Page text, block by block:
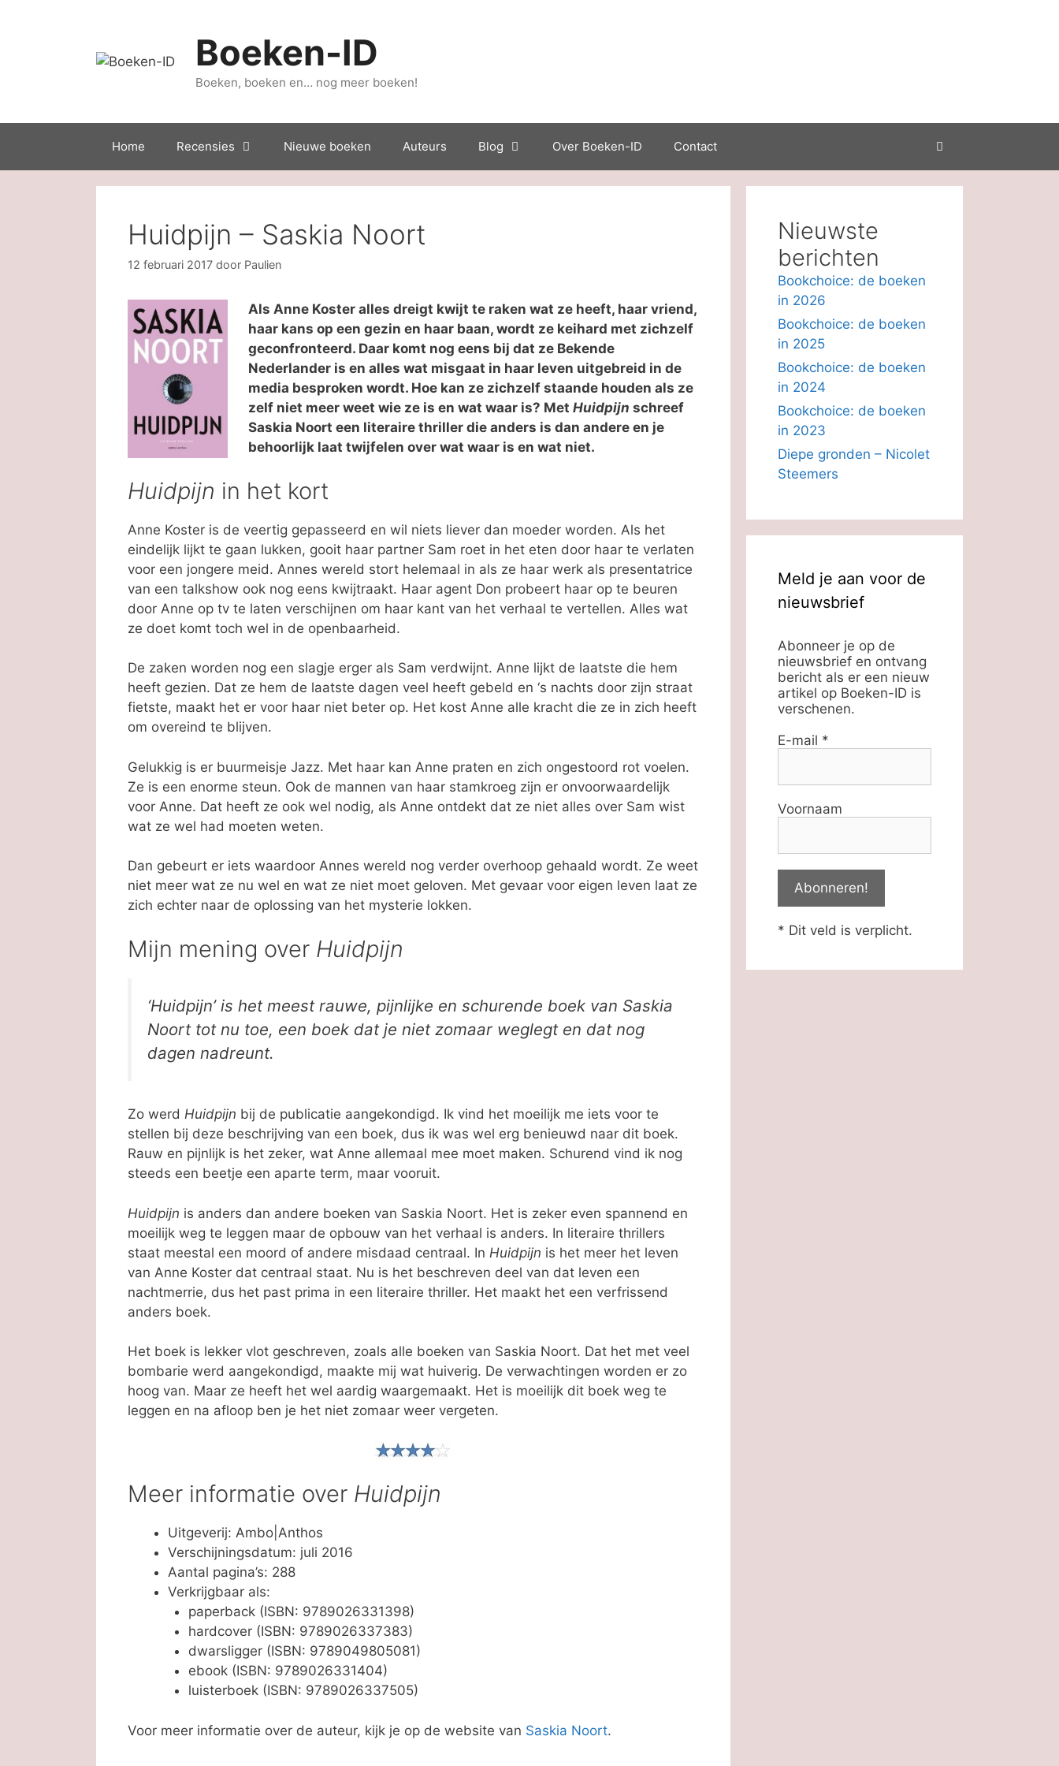
Boeken-ID
Boeken, boeken en… nog meer boeken!
Home Recensies Nieuwe boeken Auteurs Blog Over Boeken-ID Contact
Huidpijn – Saskia Noort
12 februari 2017 door Paulien
Als Anne Koster alles dreigt kwijt te raken wat ze heeft, haar vriend,
haar kans op een gezin en haar baan, wordt ze keihard met zichzelf
geconfronteerd. Daar komt nog eens bij dat ze Bekende
Nederlander is en alles wat misgaat in haar leven uitgebreid in de
media besproken wordt. Hoe kan ze zichzelf staande houden als ze
zelf niet meer weet wie ze is en wat waar is? Met Huidpijn schreef
Saskia Noort een literaire thriller die anders is dan andere en je
behoorlijk laat twijfelen over wat waar is en wat niet.
Huidpijn in het kort
Anne Koster is de veertig gepasseerd en wil niets liever dan moeder worden. Als het
eindelijk lijkt te gaan lukken, gooit haar partner Sam roet in het eten door haar te verlaten
voor een jongere meid. Annes wereld stort helemaal in als ze haar werk als presentatrice
van een talkshow ook nog eens kwijtraakt. Haar agent Don probeert haar op te beuren
door Anne op tv te laten verschijnen om haar kant van het verhaal te vertellen. Alles wat
ze doet komt toch wel in de openbaarheid.
De zaken worden nog een slagje erger als Sam verdwijnt. Anne lijkt de laatste die hem
heeft gezien. Dat ze hem de laatste dagen veel heeft gebeld en ‘s nachts door zijn straat
fietste, maakt het er voor haar niet beter op. Het kost Anne alle kracht die ze in zich heeft
om overeind te blijven.
Gelukkig is er buurmeisje Jazz. Met haar kan Anne praten en zich ongestoord rot voelen.
Ze is een enorme steun. Ook de mannen van haar stamkroeg zijn er onvoorwaardelijk
voor Anne. Dat heeft ze ook wel nodig, als Anne ontdekt dat ze niet alles over Sam wist
wat ze wel had moeten weten.
Dan gebeurt er iets waardoor Annes wereld nog verder overhoop gehaald wordt. Ze weet
niet meer wat ze nu wel en wat ze niet moet geloven. Met gevaar voor eigen leven laat ze
zich echter naar de oplossing van het mysterie lokken.
Mijn mening over Huidpijn
‘Huidpijn’ is het meest rauwe, pijnlijke en schurende boek van Saskia
Noort tot nu toe, een boek dat je niet zomaar weglegt en dat nog
dagen nadreunt.
Zo werd Huidpijn bij de publicatie aangekondigd. Ik vind het moeilijk me iets voor te
stellen bij deze beschrijving van een boek, dus ik was wel erg benieuwd naar dit boek.
Rauw en pijnlijk is het zeker, wat Anne allemaal mee moet maken. Schurend vind ik nog
steeds een beetje een aparte term, maar vooruit.
Huidpijn is anders dan andere boeken van Saskia Noort. Het is zeker even spannend en
moeilijk weg te leggen maar de opbouw van het verhaal is anders. In literaire thrillers
staat meestal een moord of andere misdaad centraal. In Huidpijn is het meer het leven
van Anne Koster dat centraal staat. Nu is het beschreven deel van dat leven een
nachtmerrie, dus het past prima in een literaire thriller. Het maakt het een verfrissend
anders boek.
Het boek is lekker vlot geschreven, zoals alle boeken van Saskia Noort. Dat het met veel
bombarie werd aangekondigd, maakte mij wat huiverig. De verwachtingen worden er zo
hoog van. Maar ze heeft het wel aardig waargemaakt. Het is moeilijk dit boek weg te
leggen en na afloop ben je het niet zomaar weer vergeten.
Meer informatie over Huidpijn
Uitgeverij: Ambo|Anthos
Verschijningsdatum: juli 2016
Aantal pagina’s: 288
Verkrijgbaar als:
paperback (ISBN: 9789026331398)
hardcover (ISBN: 9789026337383)
dwarsligger (ISBN: 9789049805081)
ebook (ISBN: 9789026331404)
luisterboek (ISBN: 9789026337505)
Voor meer informatie over de auteur, kijk je op de website van Saskia Noort.
Nieuwste
berichten
Bookchoice: de boeken
in 2026
Bookchoice: de boeken
in 2025
Bookchoice: de boeken
in 2024
Bookchoice: de boeken
in 2023
Diepe gronden – Nicolet
Steemers
Meld je aan voor de
nieuwsbrief
Abonneer je op de
nieuwsbrief en ontvang
bericht als er een nieuw
artikel op Boeken-ID is
verschenen.
E-mail *
Voornaam
* Dit veld is verplicht.